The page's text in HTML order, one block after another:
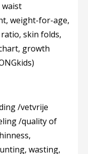
waist
weight-for-age,
skin folds,
growth
/vetvrije
/quality of
wasting,